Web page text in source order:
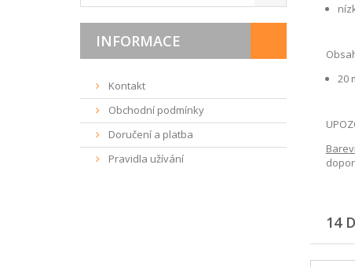
INFORMACE
Kontakt
Obchodní podmínky
Doručení a platba
Pravidla užívání
20
14